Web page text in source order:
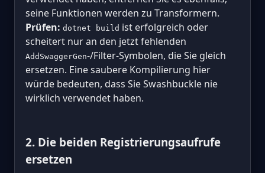
seine Funktionen werden zu Transformern.
Prüfen: dotnet build ist erfolgreich oder
scheitert nur an den jetzt fehlenden
AddSwaggerGen-/Filter-Symbolen, die Sie gleich
ersetzen. Eine saubere Kompilierung hier
würde bedeuten, dass Sie Swashbuckle nie
wirklich verwendet haben.
2. Die beiden Registrierungsaufrufe
ersetzen